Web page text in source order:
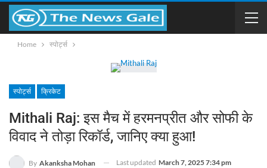
Home स्पोर्ट्स
स्पोर्ट्स क्रिकेट
Mithali Raj: इस मैच में हरमनप्रीत और सोफी के
विवाद ने तोड़ा रिकॉर्ड, जानिए क्या हुआ!
By Akanksha Mohan Last updated March 7, 2025 7:34 pm